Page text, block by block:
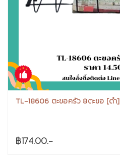
TL-18606 ตะขอครัว 8ตะขอ [ดำ]
฿174.00.-